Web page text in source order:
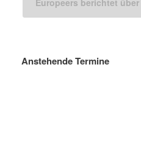
Europeers berichtet
Anstehende Termine